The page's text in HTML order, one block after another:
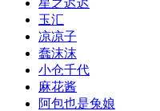
玉汇
凉凉子
蠢沫沫
小仓千代
麻花酱
阿包也是兔娘